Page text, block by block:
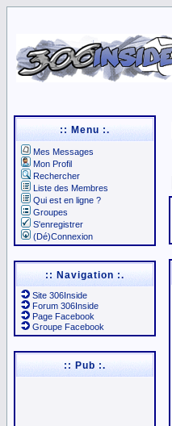
:: Menu :.
Mes Messages
Mon Profil
Rechercher
Liste des Membres
Qui est en ligne ?
Groupes
S'enregistrer
(Dé)Connexion
:: Navigation :.
Site 306Inside
Forum 306Inside
Page Facebook
Groupe Facebook
:: Pub :.